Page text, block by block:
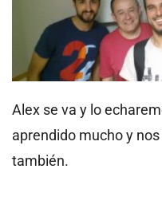
Alex se va y lo
aprendido mucho y
también.